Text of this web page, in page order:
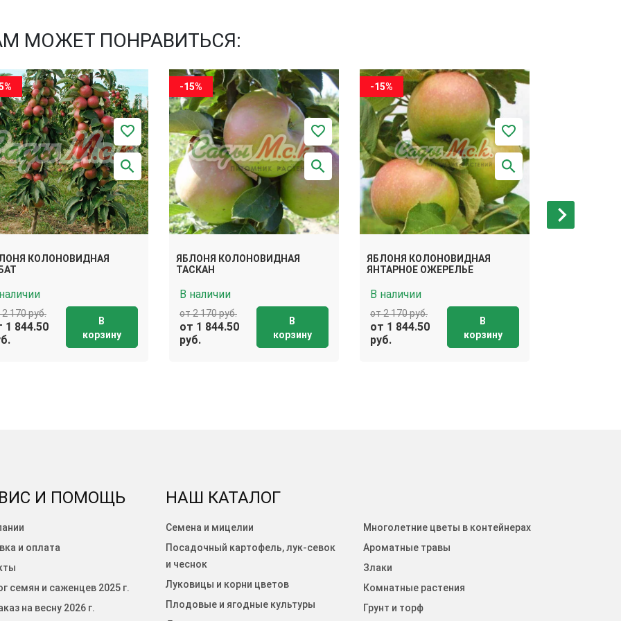
МОЖЕТ ПОНРАВИТЬСЯ:
КОЛОНОВИДНАЯ
2 170 руб.
1 844.50
В
корзину
-15%
ЯБЛОНЯ КОЛОНОВИДНАЯ
ТАСКАН
В наличии
от 2 170 руб.
от 1 844.50
руб.
В
корзину
-15%
ЯБЛОНЯ КОЛОНОВИДНАЯ
ЯНТАРНОЕ ОЖЕРЕЛЬЕ
В наличии
от 2 170 руб.
от 1 844.50
руб.
В
корзину
И ПОМОЩЬ
и оплата
семян и саженцев 2025 г.
на весну 2026 г.
НАШ КАТАЛОГ
Семена и мицелии
Посадочный картофель, лук-севок
и чеснок
Луковицы и корни цветов
Плодовые и ягодные культуры
Многолетние цветы в контейнерах
Ароматные травы
Злаки
Комнатные растения
Грунт и торф